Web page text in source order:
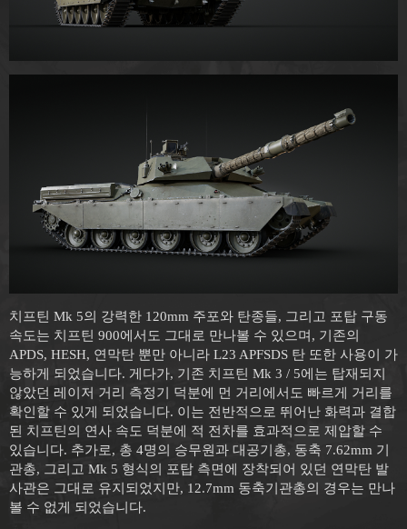
치프틴 Mk 5의 강력한 120mm 주포와 탄종들, 그리고 포탑 구동
속도는 치프틴 900에서도 그대로 만나볼 수 있으며, 기존의
APDS, HESH, 연막탄 뿐만 아니라 L23 APFSDS 탄 또한 사용이 가
능하게 되었습니다. 게다가, 기존 치프틴 Mk 3 / 5에는 탑재되지
않았던 레이저 거리 측정기 덕분에 먼 거리에서도 빠르게 거리를
확인할 수 있게 되었습니다. 이는 전반적으로 뛰어난 화력과 결합
된 치프틴의 연사 속도 덕분에 적 전차를 효과적으로 제압할 수
있습니다. 추가로, 총 4명의 승무원과 대공기총, 동축 7.62mm 기
관총, 그리고 Mk 5 형식의 포탑 측면에 장착되어 있던 연막탄 발
사관은 그대로 유지되었지만, 12.7mm 동축기관총의 경우는 만나
볼 수 없게 되었습니다.